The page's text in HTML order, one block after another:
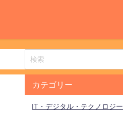
カテゴリー
IT・デジタル・テクノロジー